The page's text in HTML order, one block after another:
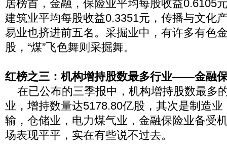
居榜首，金融，保险业平均每股收益0.6105
建筑业平均每股收益0.3351元，传播与文化
易业也挤进前五名。采掘业中，有许多有色
股，“煤”飞色舞则采掘舞。
红榜之三：机构增持股数最多行业——金融
在已公布的三季报中，机构增持股数最多
业，增持数量达5178.80亿股，其次是制造
输，仓储业，电力煤气业，金融保险业备受
场表现平平，实在有些说不过去。